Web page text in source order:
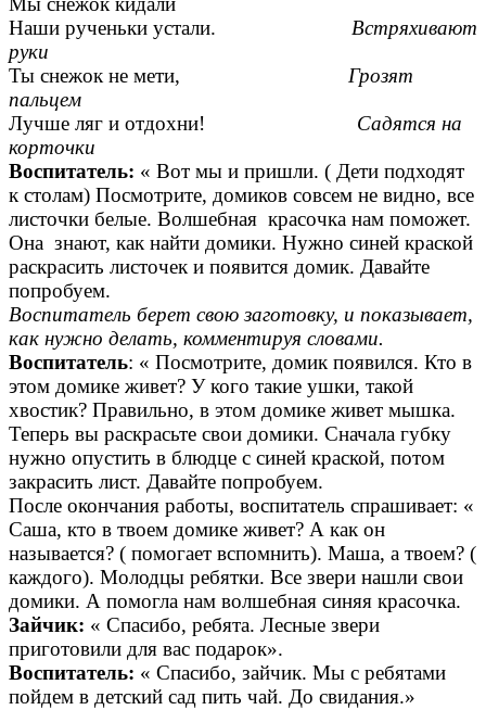
Наши рученьки устали. Встряхивают
руки
Ты снежок не мети, Грозят
пальцем
Лучше ляг и отдохни! Садятся на
корточки
Воспитатель: « Вот мы и пришли. ( Дети подходят
к столам) Посмотрите, домиков совсем не видно, все
листочки белые. Волшебная красочка нам поможет.
Она знают, как найти домики. Нужно синей краской
раскрасить листочек и появится домик. Давайте
попробуем.
Воспитатель берет свою заготовку, и показывает,
как нужно делать, комментируя словами.
Воспитатель: « Посмотрите, домик появился. Кто в
этом домике живет? У кого такие ушки, такой
хвостик? Правильно, в этом домике живет мышка.
Теперь вы раскрасьте свои домики. Сначала губку
нужно опустить в блюдце с синей краской, потом
закрасить лист. Давайте попробуем.
После окончания работы, воспитатель спрашивает: «
Саша, кто в твоем домике живет? А как он
называется? ( помогает вспомнить). Маша, а твоем? (
каждого). Молодцы ребятки. Все звери нашли свои
домики. А помогла нам волшебная синяя красочка.
Зайчик: « Спасибо, ребята. Лесные звери
приготовили для вас подарок».
Воспитатель: « Спасибо, зайчик. Мы с ребятами
пойдем в детский сад пить чай. До свидания.»